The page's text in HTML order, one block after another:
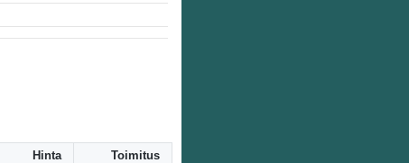
Hinta Toimitus